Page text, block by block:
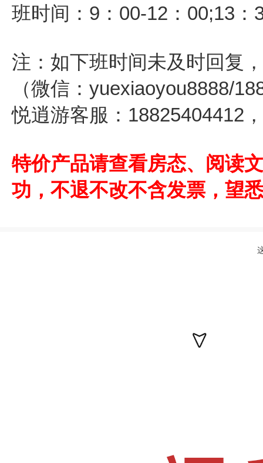
班时间：9：00-12：00;13：
注：如下班时间未及时回复
（微信：yuexiaoyou8888/
悦逍游客服：18825404412
特价产品请查看房态、阅读
功，不退不改不含发票，望